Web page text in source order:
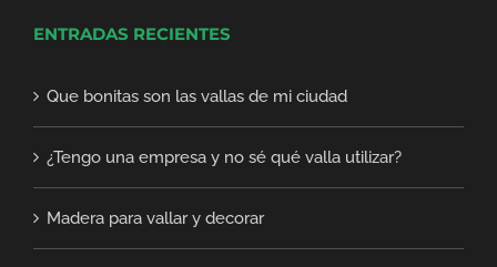
ENTRADAS RECIENTES
Que bonitas son las vallas de mi ciudad
¿Tengo una empresa y no sé qué valla utilizar?
Madera para vallar y decorar